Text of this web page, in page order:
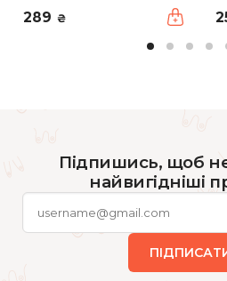
289 ₴
Підпишись, щоб
найвигідніші